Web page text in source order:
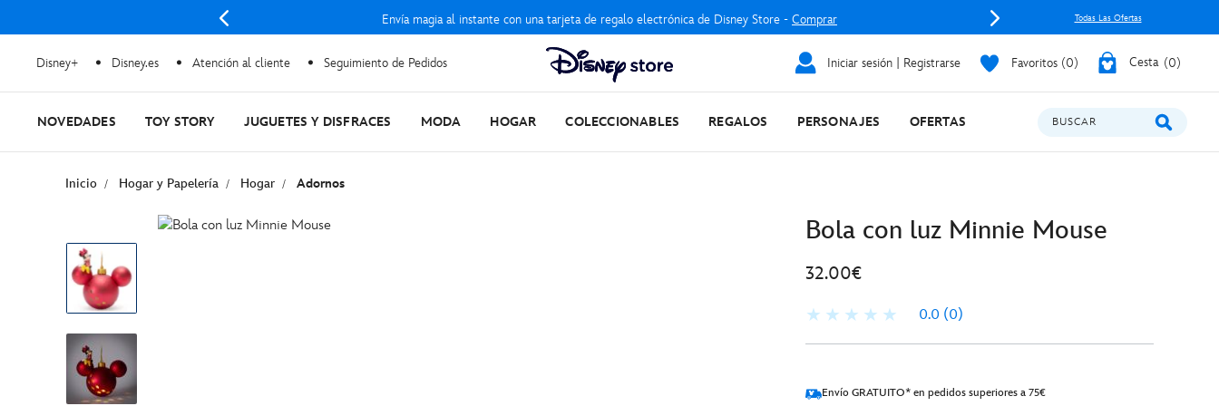
Envía magia al instante con una tarjeta de regalo electrónica de Disney Store - Comprar Todas Las Ofertas
Disney+ Disney.es Atención al cliente Seguimiento de Pedidos Iniciar sesión | Registrarse Favoritos 0 Cesta 0
NOVEDADES TOY STORY JUGUETES Y DISFRACES MODA HOGAR COLECCIONABLES REGALOS PERSONAJES OFERTAS BUSCAR
Inicio Hogar y Papelería Hogar Adornos
Bola con luz Minnie Mouse
32.00€
0.0 (0)
Envío GRATUITO* en pedidos superiores a 75€